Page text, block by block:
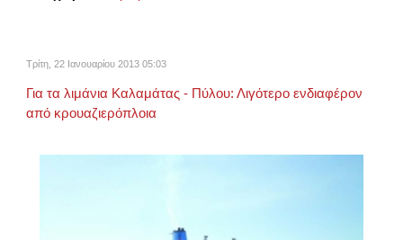
Τρίτη, 22 Ιανουαρίου 2013 05:03
Για τα λιμάνια Καλαμάτας - Πύλου: Λιγότερο ενδιαφέρον
από κρουαζιερόπλοια